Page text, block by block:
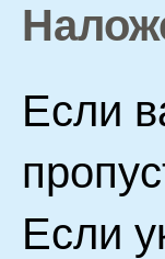
Если
Если